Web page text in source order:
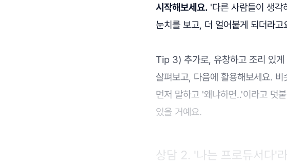
시작해보세요. '다른 사람들이 생각
눈치를 보고, 더 얼어붙게 되더라
Tip 3) 추가로, 유창하고 조리 있게
살펴보고, 다음에 활용해보세요.
먼저 말하고 '왜냐하면..'이라고 덧
있을 거예요.
상담 2. '나는 프로듀서다'